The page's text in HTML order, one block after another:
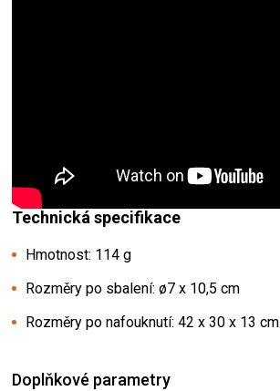
Technická specifikace
Hmotnost: 114 g
Rozměry po sbalení: ø7 x 10,5 cm
Rozměry po nafouknutí: 42 x 30 x 13 cm
Doplňkové parametry